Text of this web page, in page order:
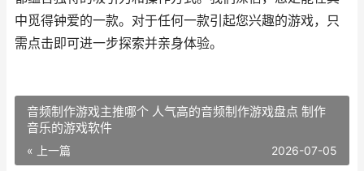
中觅得钟爱的一款。对于任何一款引起您兴趣的游戏，只
需点击即可进一步探索并亲身体验。
音频制作游戏主推哪个 人气高的音频制作游戏盘点 制作
音乐的游戏软件
« 上一篇 2026-07-05